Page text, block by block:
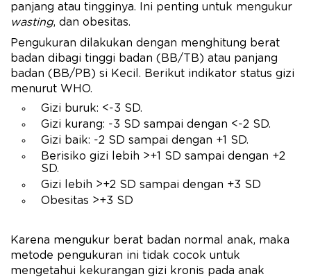
panjang atau tingginya. Ini penting untuk mengukur
wasting, dan obesitas.
Pengukuran dilakukan dengan menghitung berat
badan dibagi tinggi badan (BB/TB) atau panjang
badan (BB/PB) si Kecil. Berikut indikator status gizi
menurut WHO.
Gizi buruk: <-3 SD.
Gizi kurang: -3 SD sampai dengan <-2 SD.
Gizi baik: -2 SD sampai dengan +1 SD.
Berisiko gizi lebih >+1 SD sampai dengan +2
SD.
Gizi lebih >+2 SD sampai dengan +3 SD
Obesitas >+3 SD
Karena mengukur berat badan normal anak, maka
metode pengukuran ini tidak cocok untuk
mengetahui kekurangan gizi kronis pada anak